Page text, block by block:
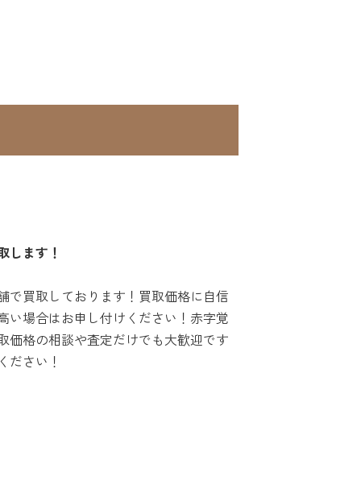
します！
で買取しております！買取価格に自信
い場合はお申し付けください！赤字覚
価格の相談や査定だけでも大歓迎です
ださい！